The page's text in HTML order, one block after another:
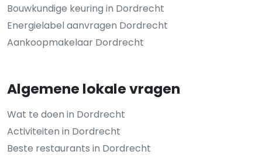
Bouwkundige keuring in Dordrecht
Energielabel aanvragen Dordrecht
Aankoopmakelaar Dordrecht
Algemene lokale vragen
Wat te doen in Dordrecht
Activiteiten in Dordrecht
Beste restaurants in Dordrecht